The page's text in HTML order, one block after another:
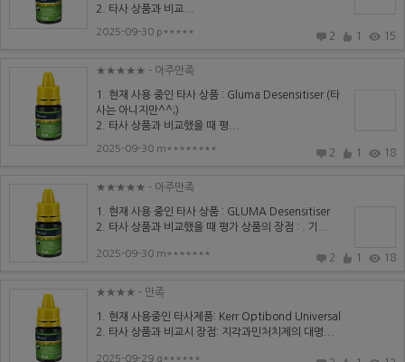
2. 타사 상품과 비교...
2025-09-30 p***** 2 1 15
★★★★★ - 아주만족
1. 현재 사용 중인 타사 상품 : Gluma Desensitiser (타
사는 아니지만^^;)
2. 타사 상품과 비교했을 때 평...
2025-09-30 m******** 2 1 18
★★★★★ - 아주만족
1. 현재 사용 중인 타사 상품 : GLUMA Desensitiser
2. 타사 상품과 비교했을 때 평가 상품의 장점 : . 기...
2025-09-30 m******* 2 1 18
★★★★ - 만족
1. 현재 사용중인 타사제품: Kerr Optibond Universal
2. 타사 상품과 비교시 장점: 지각과민처치제의 대명...
2025-09-29 g******